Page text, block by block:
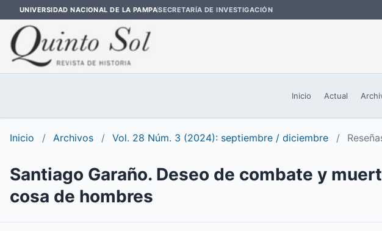
UNIVERSIDAD NACIONAL DE LA PAMPASECRETARÍA DE INVESTIGACIÓN
Inicio Actual
Inicio / Archivos / Vol. 28 Núm. 3 (2024): septiembre / diciembre /
Santiago Garaño. Deseo de combate y
cosa de hombres